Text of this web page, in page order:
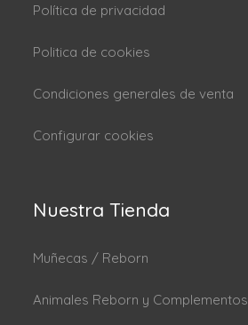
Política de privacidad
Politica de cookies
Condiciones generales de venta
Configurar cookies
Nuestra Tienda
Muñecas / Reborn
Animales Reborn y Complementos